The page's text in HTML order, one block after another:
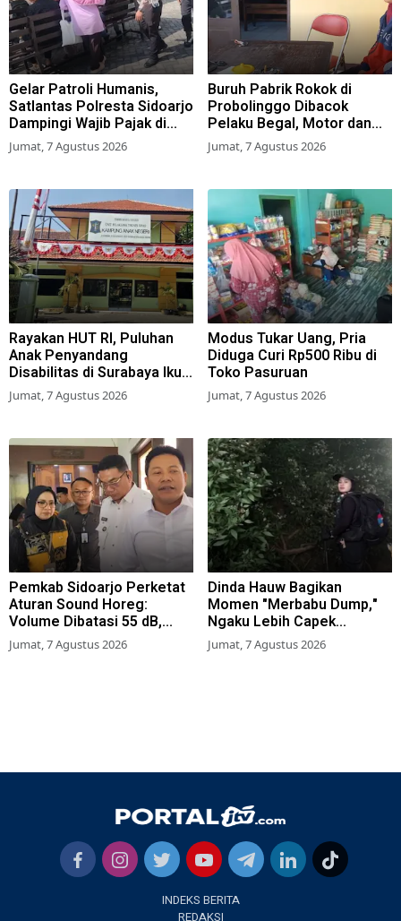
Gelar Patroli Humanis,
Satlantas Polresta Sidoarjo
Dampingi Wajib Pajak di
Samsat
Jumat, 7 Agustus 2026
Buruh Pabrik Rokok di
Probolinggo Dibacok
Pelaku Begal, Motor dan
Tas Amblas
Jumat, 7 Agustus 2026
Rayakan HUT RI, Puluhan
Anak Penyandang
Disabilitas di Surabaya Ikuti
Beragam Lomba
Jumat, 7 Agustus 2026
Modus Tukar Uang, Pria
Diduga Curi Rp500 Ribu di
Toko Pasuruan
Jumat, 7 Agustus 2026
Pemkab Sidoarjo Perketat
Aturan Sound Horeg:
Volume Dibatasi 55 dB,
Wajib Kantongi Izin
Jumat, 7 Agustus 2026
Dinda Hauw Bagikan
Momen "Merbabu Dump,"
Ngaku Lebih Capek
Dibanding Gunung Sumbing
Jumat, 7 Agustus 2026
INDEKS BERITA
REDAKSI